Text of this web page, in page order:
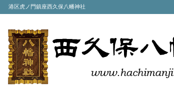
港区虎ノ門鎮座西久保八幡神社